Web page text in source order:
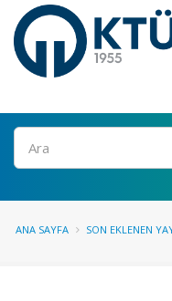
Ara
ANA SAYFA SON EKLENEN